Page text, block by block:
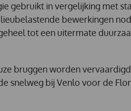
gebruikt in vergelijking met
bewerkingen
tot een uitermate
bruggen worden vervaardigd.
snelweg bij Venlo voor de